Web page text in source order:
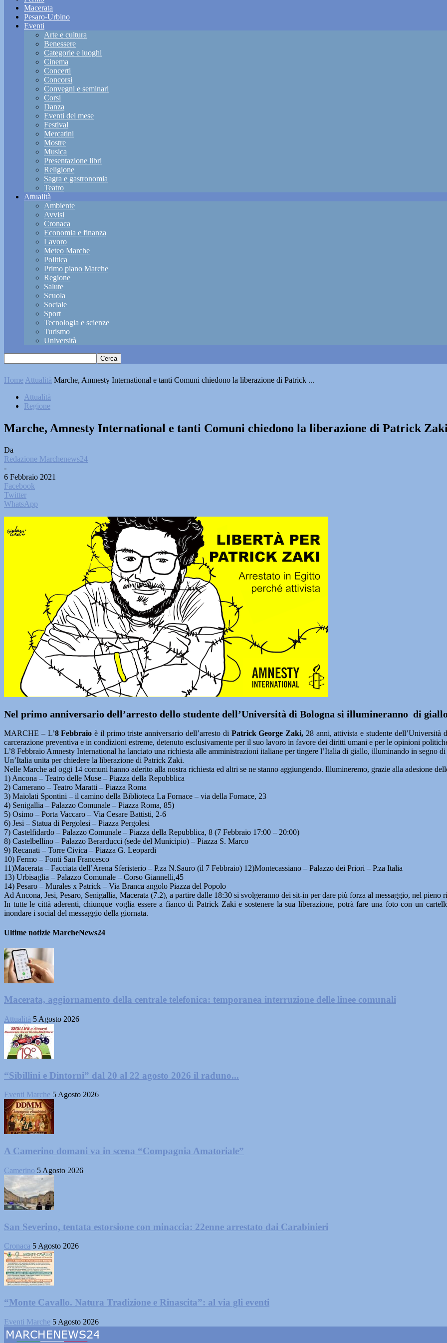
Macerata
Pesaro-Urbino
Eventi
Arte e cultura
Benessere
Categorie e luoghi
Cinema
Concerti
Concorsi
Convegni e seminari
Corsi
Danza
Eventi del mese
Festival
Mercatini
Mostre
Musica
Presentazione libri
Religione
Sagra e gastronomia
Teatro
Attualità
Ambiente
Avvisi
Cronaca
Economia e finanza
Lavoro
Meteo Marche
Politica
Primo piano Marche
Regione
Salute
Scuola
Sociale
Sport
Tecnologia e scienze
Turismo
Università
Home Attualità Marche, Amnesty International e tanti Comuni chiedono la liberazione di Patrick ...
Attualità
Regione
Marche, Amnesty International e tanti Comuni chiedono la liberazione di Patrick
Da
Redazione Marchenews24
-
6 Febbraio 2021
Facebook
Twitter
WhatsApp
Nel primo anniversario dell’arresto dello studente dell’Università di Bologna si illumineranno di
MARCHE – L’8 Febbraio è il primo triste anniversario dell’arresto di Patrick George Zaki, 28 anni, attivista e studente
carcerazione preventiva e in condizioni estreme, detenuto esclusivamente per il suo lavoro in favore dei diritti umani e per le opinioni
L’8 Febbraio Amnesty International ha lanciato una richiesta alle amministrazioni italiane per tingere l’Italia di giallo, illuminando in segno
Un’Italia unita per chiedere la liberazione di Patrick Zaki.
Nelle Marche ad oggi 14 comuni hanno aderito alla nostra richiesta ed altri se ne stanno aggiungendo. Illumineremo, grazie alla adesione
1) Ancona – Teatro delle Muse – Piazza della Repubblica
2) Camerano – Teatro Maratti – Piazza Roma
3) Maiolati Spontini – il camino della Biblioteca La Fornace – via della Fornace, 23
4) Senigallia – Palazzo Comunale – Piazza Roma, 85)
5) Osimo – Porta Vaccaro – Via Cesare Battisti, 2-6
6) Jesi – Statua di Pergolesi – Piazza Pergolesi
7) Castelfidardo – Palazzo Comunale – Piazza della Repubblica, 8 (7 Febbraio 17:00 – 20:00)
8) Castelbellino – Palazzo Berarducci (sede del Municipio) – Piazza S. Marco
9) Recanati – Torre Civica – Piazza G. Leopardi
10) Fermo – Fonti San Francesco
11)Macerata – Facciata dell’Arena Sferisterio – P.za N.Sauro (il 7 Febbraio) 12)Montecassiano – Palazzo dei Priori – P.za Italia
13) Urbisaglia – Palazzo Comunale – Corso Giannelli,45
14) Pesaro – Murales x Patrick – Via Branca angolo Piazza del Popolo
Ad Ancona, Jesi, Pesaro, Senigallia, Macerata (7.2), a partire dalle 18:30 si svolgeranno dei sit-in per dare più forza al messaggio, nel pieno
In tutte le città aderenti, chiunque voglia essere a fianco di Patrick Zaki e sostenere la sua liberazione, potrà fare una foto con un
inondare i social del messaggio della giornata.
Ultime notizie MarcheNews24
Macerata, aggiornamento della centrale telefonica: temporanea interruzione delle linee comunali
Attualità 5 Agosto 2026
“Sibillini e Dintorni” dal 20 al 22 agosto 2026 il raduno...
Eventi Marche 5 Agosto 2026
A Camerino domani va in scena “Compagnia Amatoriale”
Camerino 5 Agosto 2026
San Severino, tentata estorsione con minaccia: 22enne arrestato dai Carabinieri
Cronaca 5 Agosto 2026
“Monte Cavallo. Natura Tradizione e Rinascita”: al via gli eventi
Eventi Marche 5 Agosto 2026